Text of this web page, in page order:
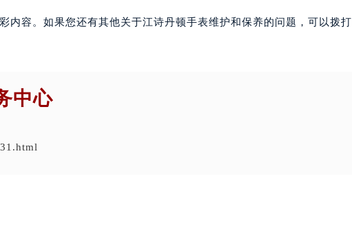
内容。如果您还有其他关于江诗丹顿手表维护和保养的问题，可以拨打
中心